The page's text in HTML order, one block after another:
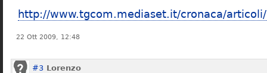
http://www.tgcom.mediaset.it/cronaca/
22 Ott 2009, 12:48
#3 Lorenzo